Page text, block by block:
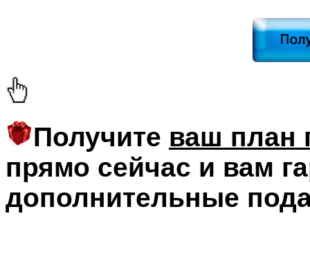
Получите ваш план
прямо сейчас и вам
дополнительные